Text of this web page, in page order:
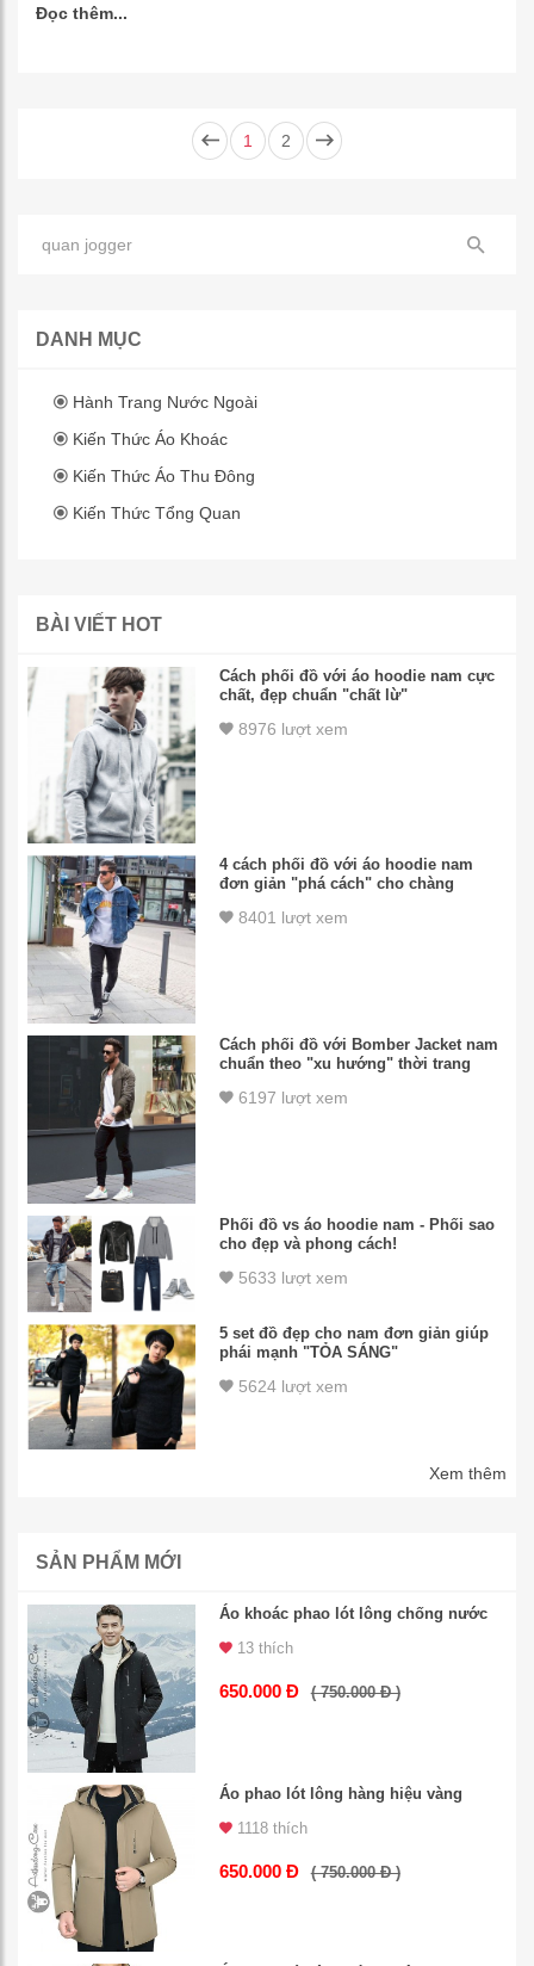
Đọc thêm...
1 2
DANH MỤC
Hành Trang Nước Ngoài
Kiến Thức Áo Khoác
Kiến Thức Áo Thu Đông
Kiến Thức Tổng Quan
BÀI VIẾT HOT
Cách phối đồ với áo hoodie nam cực
chất, đẹp chuẩn "chất lừ"
8976 lượt xem
4 cách phối đồ với áo hoodie nam
đơn giản "phá cách" cho chàng
8401 lượt xem
Cách phối đồ với Bomber Jacket nam
chuẩn theo "xu hướng" thời trang
6197 lượt xem
Phối đồ vs áo hoodie nam - Phối sao
cho đẹp và phong cách!
5633 lượt xem
5 set đồ đẹp cho nam đơn giản giúp
phái mạnh "TỎA SÁNG"
5624 lượt xem
Xem thêm
SẢN PHẨM MỚI
Áo khoác phao lót lông chống nước
13 thích
650.000 Đ ( 750.000 Đ )
Áo phao lót lông hàng hiệu vàng
1118 thích
650.000 Đ ( 750.000 Đ )